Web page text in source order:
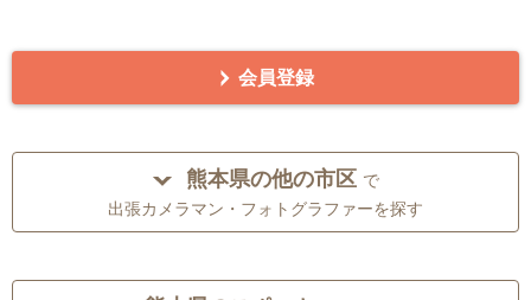
会員登録
熊本県の他の市区 で
出張カメラマン・フォトグラファーを探す